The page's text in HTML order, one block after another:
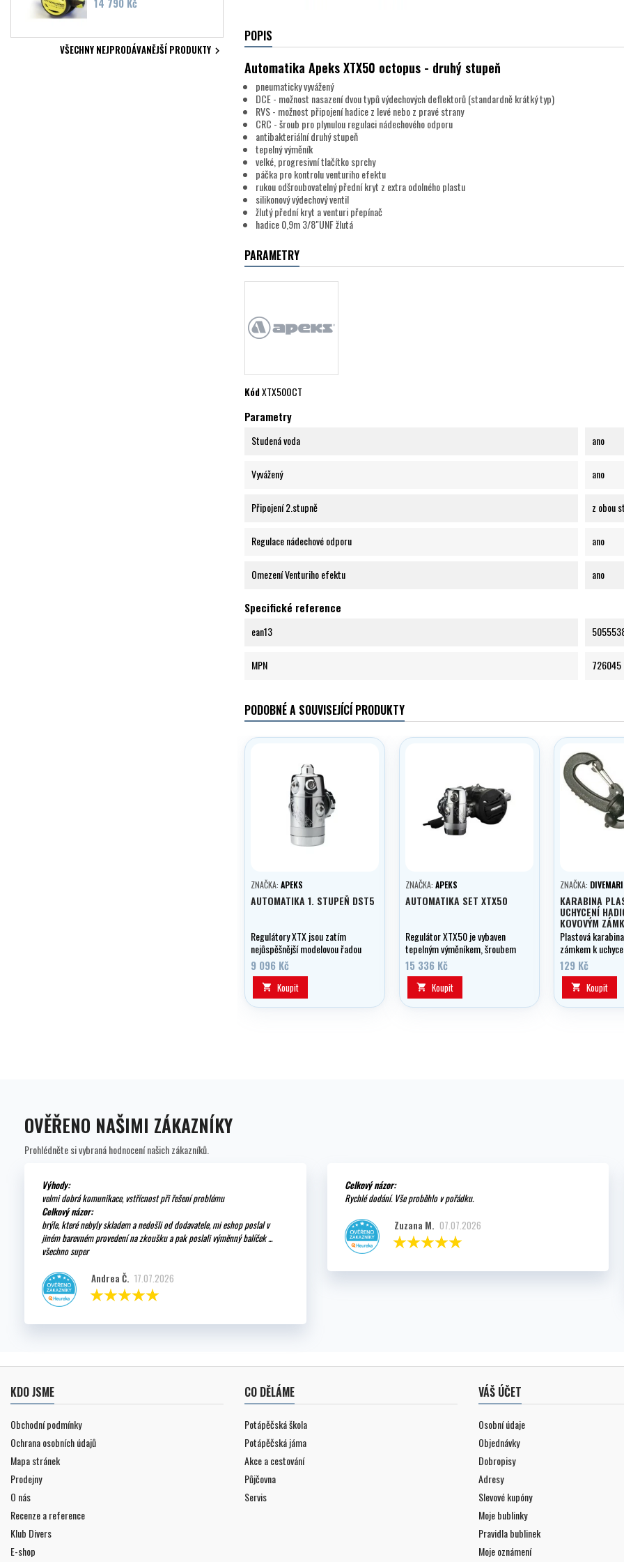
VŠECHNY NEJPRODÁVANĚJŠÍ PRODUKTY 
POPIS
Automatika Apeks XTX50 octopus - druhý stupeň
pneumaticky vyvážený
DCE - možnost nasazení dvou typů výdechových deflektorů (standardně krátký typ)
RVS - možnost připojení hadice z levé nebo z pravé strany
CRC - šroub pro plynulou regulaci nádechového odporu
antibakteriální druhý stupeň
tepelný výměník
velké, progresivní tlačítko sprchy
páčka pro kontrolu venturiho efektu
rukou odšroubovatelný přední kryt z extra odolného plastu
silikonový výdechový ventil
žlutý přední kryt a venturi přepínač
hadice 0,9m 3/8"UNF žlutá
PARAMETRY
KódXTX50OCT
Parametry
Studená voda ano
Vyvážený ano
Připojení 2.stupně z obou
Regulace nádechové odporu ano
Omezení Venturiho efektu ano
Specifické reference
ean13
MPN 726045
PODOBNÉ A SOUVISEJÍCÍ PRODUKTY
ZNAČKA: APEKS
AUTOMATIKA 1. STUPEŇ DST5
Regulátory XTX jsou zatím
nejůspěšnější modelovou řadou
Apeks. Díky nadšení v oblasti
inovace a vývoje vám nyní
můžeme představit regulátory
XTX druhé generace. 1.stupeň
FSR se vyrábí také s 5 MP
9 096 Kč
 Koupit
ZNAČKA: APEKS
AUTOMATIKA SET XTX50
Regulátor XTX50 je vybaven
tepelným výměníkem, šroubem
pro plynulou regulaci
nádechového odporu a prvním
stupněm se systémem DS -
uzavření suchou komorou.
15 336 Kč
 Koupit
ZNAČKA:
KARABINA
UCHYCENÍ
KOVOVÝM
DIVEMARINE/
Plastová
zámkem k
manometru atd.
křídlo.
129 Kč
 Koupit
OVĚŘENO NAŠIMI ZÁKAZNÍKY
Prohlédněte si vybraná hodnocení našich zákazníků.
Výhody:
velmi dobrá komunikace, vstřícnost při řešení problému
Celkový názor:
brýle, které nebyly skladem a nedošli od dodavatele, mi eshop poslal v
jiném barevném provedení na zkoušku a pak poslali výměnný balíček ...
všechno super
Andrea Č. 17.07.2026
Celkový názor:
Rychlé dodání. Vše proběhlo v pořádku.
Zuzana M. 07.07.2026
KDO JSME
Obchodní podmínky
Ochrana osobních údajů
Mapa stránek
Prodejny
O nás
Recenze a reference
Klub Divers
E-shop
CO DĚLÁME
Potápěčská škola
Potápěčská jáma
Akce a cestování
Půjčovna
Servis
VÁŠ ÚČET
Osobní údaje
Objednávky
Dobropisy
Adresy
Slevové kupóny
Moje bublinky
Pravidla bublinek
Moje oznámení